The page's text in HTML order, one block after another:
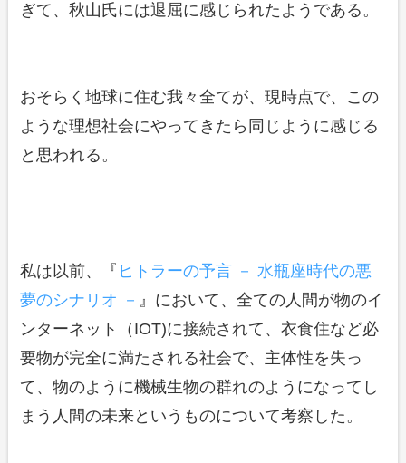
ぎて、秋山氏には退屈に感じられたようである。
おそらく地球に住む我々全てが、現時点で、この
ような理想社会にやってきたら同じように感じる
と思われる。
私は以前、『 ヒトラーの予言 － 水瓶座時代の悪
夢のシナリオ － 』において、全ての人間が物のイ
ンターネット（IOT)に接続されて、衣食住など必
要物が完全に満たされる社会で、主体性を失っ
て、物のように機械生物の群れのようになってし
まう人間の未来というものについて考察した。